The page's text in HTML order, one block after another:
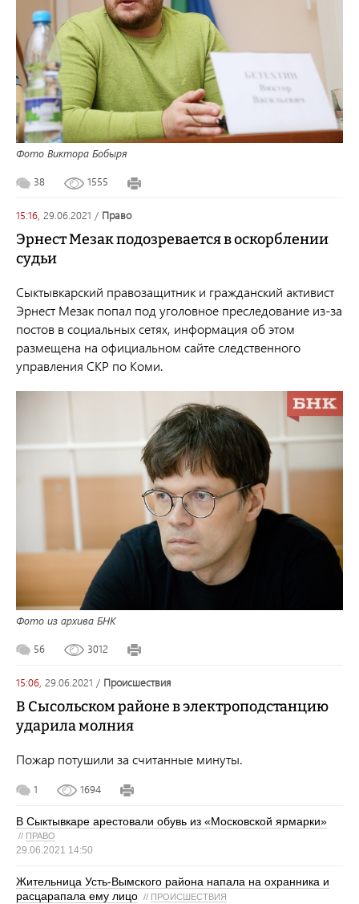
Фото Виктора Бобыря
38 1555
15:16, 29.06.2021 / право
Эрнест Мезак подозревается в оскорблении
судьи
Сыктывкарский правозащитник и гражданский активист
Эрнест Мезак попал под уголовное преследование из-за
постов в социальных сетях, информация об этом
размещена на официальном сайте следственного
управления СКР по Коми.
Фото из архива БНК
56 3012
15:06, 29.06.2021 / происшествия
В Сысольском районе в электроподстанцию
ударила молния
Пожар потушили за считанные минуты.
1 1694
В Сыктывкаре арестовали обувь из «Московской ярмарки»
// ПРАВО
29.06.2021 14:50
Жительница Усть-Вымского района напала на охранника и
расцарапала ему лицо // ПРОИСШЕСТВИЯ